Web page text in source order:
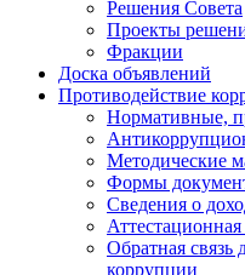
Решения Совета
Проекты
Фракции
Доска объявлений
Противодействие
Нормативные,
Методические
Формы
Сведения о
Обратная связь
коррупции